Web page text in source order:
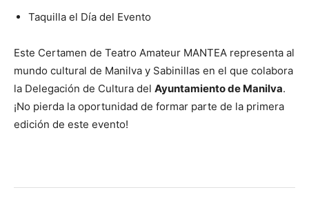
Taquilla el Día del Evento
Este Certamen de Teatro Amateur MANTEA representa al
mundo cultural de Manilva y Sabinillas en el que colabora
la Delegación de Cultura del Ayuntamiento de Manilva.
¡No pierda la oportunidad de formar parte de la primera
edición de este evento!